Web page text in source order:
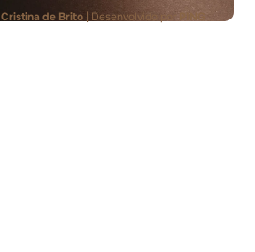
Cristina de Brito| Desenvolvido porPING